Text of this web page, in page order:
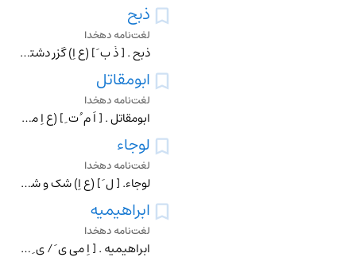
ذبح
لغت‌نامه دهخدا
ذبح . [ ذُ ب َ ] (ع اِ) گزر دشتی . زردک صحرائی . جزر برّی . حویج وحشی . || نوعی سماروغ . || گیاهی است خورش نعامه یعنی خوراک اشترمرغ . نباتی است سرخ . (مهذب الاس
ابومقاتل
لغت‌نامه دهخدا
ابومقاتل . [ اَ م ُ ت ِ ] (ع اِ مرکب ) گزر. جزر. (مهذب الأسماء) (السامی فی الأسامی ). زردک . حویج .
لوجاء
لغت‌نامه دهخدا
لوجاء. [ ل َ ] (ع اِ) شک و شبهه . یقال : ما فی صدری لوجاء و لاحوجاء و ما فیه حوجاء و لا لوجاء و لا حویجاء ولا لویجاء؛ یعنی نیست مرا حاجتی . (منتهی الارب ).
ابراهیمیه
لغت‌نامه دهخدا
ابراهیمیه . [ اِ می ی َ / ی ِ ] (اِ) طعامی است چون زیره با، و بجای سرکه ٔ زیره با در ابراهیمیه ، آب غوره یا سرکه ٔ مصعّد و یا مروّق به سَمید کنند و حَویجهای آن